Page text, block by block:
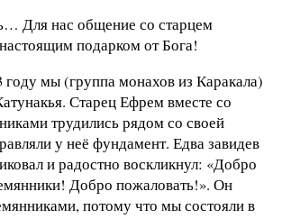
Для нас общение со старцем
подарком от Бога!
мы (группа монахов из Каракала)
Старец Ефрем вместе со
трудились рядом со своей
у неё фундамент. Едва завидев
и радостно воскликнул: «Добро
Добро пожаловать!». Он
потому что мы состояли в